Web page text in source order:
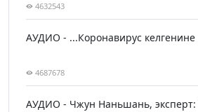
4632543
АУДИО - ...Коронавирус келгенине
4687678
АУДИО - Чжун Наньшань, эксперт: